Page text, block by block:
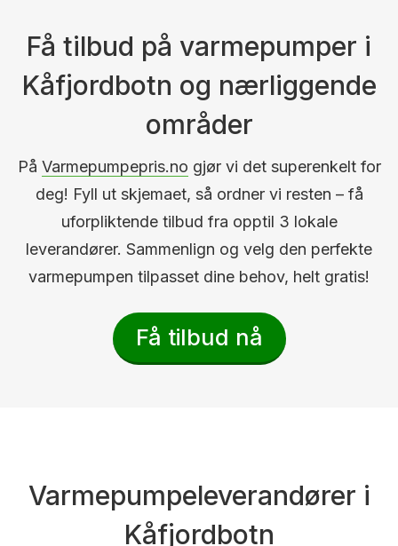
Få tilbud på varmepumper i
Kåfjordbotn og nærliggende
områder
På Varmepumpepris.no gjør vi det superenkelt for
deg! Fyll ut skjemaet, så ordner vi resten – få
uforpliktende tilbud fra opptil 3 lokale
leverandører. Sammenlign og velg den perfekte
varmepumpen tilpasset dine behov, helt gratis!
Få tilbud nå
Varmepumpeleverandører i
Kåfjordbotn